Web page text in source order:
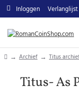
Inloggen Verlanglijst
homeArchief Titus
Titus- As